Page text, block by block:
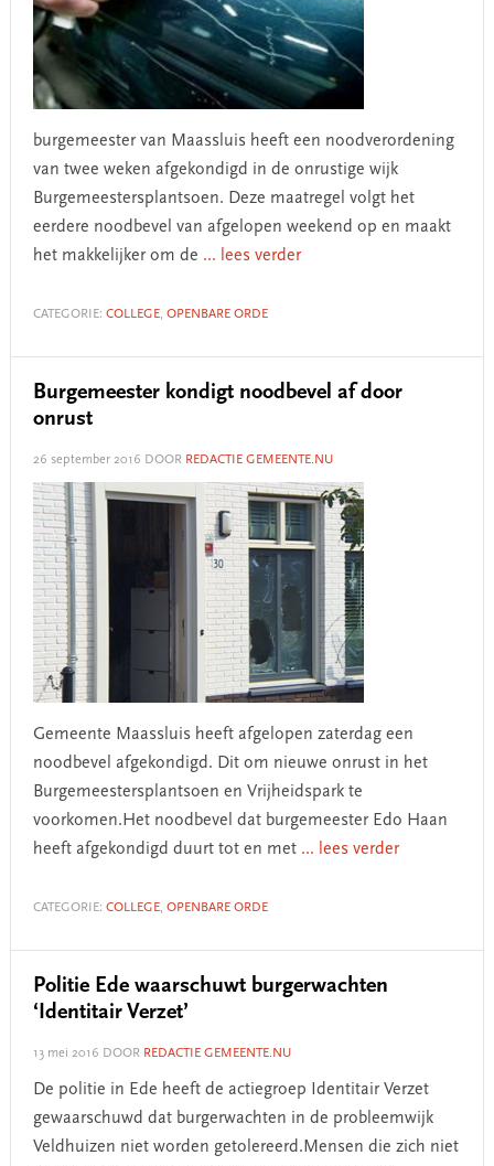
burgemeester van Maassluis heeft een noodverordening
van twee weken afgekondigd in de onrustige wijk
Burgemeestersplantsoen. Deze maatregel volgt het
eerdere noodbevel van afgelopen weekend op en maakt
het makkelijker om de ... lees verder
CATEGORIE: COLLEGE, OPENBARE ORDE
Burgemeester kondigt noodbevel af door
onrust
26 september 2016 DOOR REDACTIE GEMEENTE.NU
Gemeente Maassluis heeft afgelopen zaterdag een
noodbevel afgekondigd. Dit om nieuwe onrust in het
Burgemeestersplantsoen en Vrijheidspark te
voorkomen.Het noodbevel dat burgemeester Edo Haan
heeft afgekondigd duurt tot en met ... lees verder
CATEGORIE: COLLEGE, OPENBARE ORDE
Politie Ede waarschuwt burgerwachten
‘Identitair Verzet’
13 mei 2016 DOOR REDACTIE GEMEENTE.NU
De politie in Ede heeft de actiegroep Identitair Verzet
gewaarschuwd dat burgerwachten in de probleemwijk
Veldhuizen niet worden getolereerd.Mensen die zich niet